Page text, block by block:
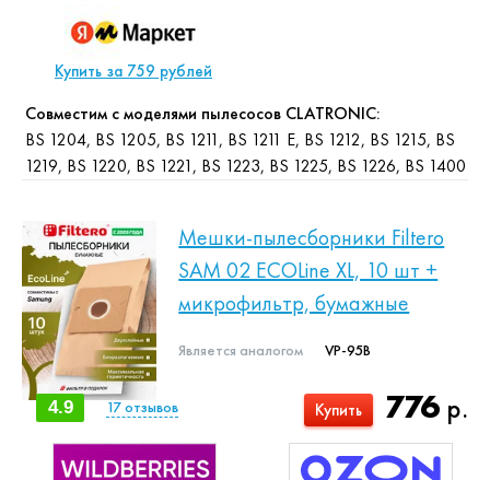
Купить за 759 рублей
Совместим с моделями пылесосов CLATRONIC:
BS 1204, BS 1205, BS 1211, BS 1211 E, BS 1212, BS 1215, BS
1219, BS 1220, BS 1221, BS 1223, BS 1225, BS 1226, BS 1400
Мешки-пылесборники Filtero
SAM 02 ECOLine XL, 10 шт +
микрофильтр, бумажные
Является аналогом VP-95B
776 р.
Купить
4.9 17отзывов